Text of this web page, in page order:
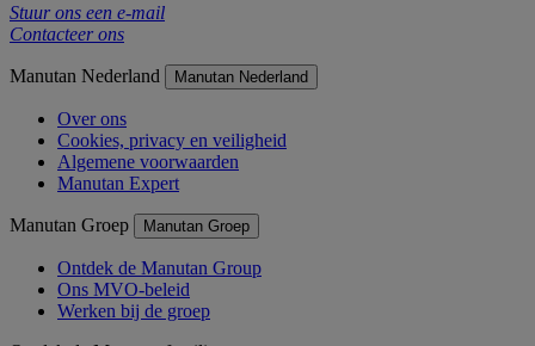
Stuur ons een e-mail
Contacteer ons
Manutan Nederland Manutan Nederland
Over ons
Cookies, privacy en veiligheid
Algemene voorwaarden
Manutan Expert
Manutan Groep Manutan Groep
Ontdek de Manutan Group
Ons MVO-beleid
Werken bij de groep